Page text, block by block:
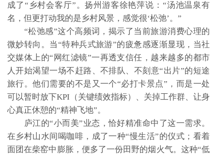
成了“乡村会客厅”。扬州游客徐艳萍说：“汤池温泉有
名，但更打动我的是乡村风景，感觉很‘松弛’。”
“松弛感”这个高频词，揭示了当前旅游消费心理的
微妙转向。当“特种兵式旅游”的疲惫感逐渐显现，当社
交媒体上的“网红滤镜”一再透支信任，越来越多的都市
人开始渴望一场不赶路、不排队、不刻意“出片”的短途
旅行。他们需要的不是又一个“必打卡景点”，而是一处
可以暂时放下KPI（关键绩效指标）、关掉工作群、让身
心真正休憩的“精神飞地”。
庐江的“小而美”业态，恰好精准命中了这一需求。
在乡村山水间喝咖啡，成了一种“慢生活”的仪式；看着
面团在柴窑中膨胀，便多了一份田野的烟火气。这种“低